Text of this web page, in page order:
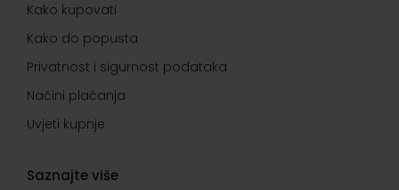
Kako kupovati
Kako do popusta
Privatnost i sigurnost podataka
Načini plaćanja
Uvjeti kupnje
Saznajte više